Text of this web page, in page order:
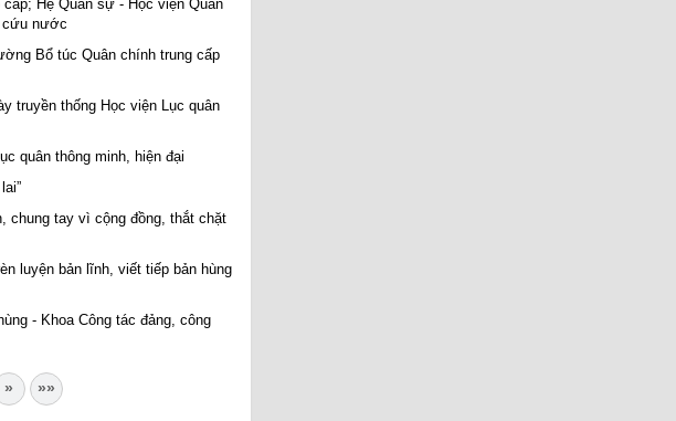
Hệ Quân sự - Học viện Quân
cứu nước
Bổ túc Quân chính trung cấp
truyền thống Học viện Lục quân
quân thông minh, hiện đại
chung tay vì cộng đồng, thắt chặt
luyện bản lĩnh, viết tiếp bản hùng
- Khoa Công tác đảng, công
» »»